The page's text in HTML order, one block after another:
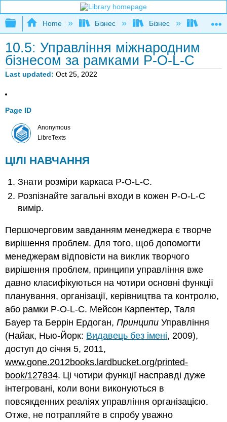
Expand/collapse global hierarchy
Home Бізнес Бізнес
10.5: Управління міжнародним
бізнесом за рамками P-O-L-C
Last updated Oct 25, 2022
Page ID
Anonymous
LibreTexts
ЦІЛІ НАВЧАННЯ
Знати розміри каркаса P-O-L-C.
Розпізнайте загальні входи в кожен P-O-L-C
вимір.
Першочерговим завданням менеджера є творче
вирішення проблем. Для того, щоб допомогти
менеджерам відповісти на виклик творчого
вирішення проблем, принципи управління вже
давно класифікуються на чотири основні функції
планування, організації, керівництва та контролю,
або рамки P-O-L-C. Мейсон Карпентер, Таля
Бауер та Беррін Ердоган,ПринципиУправління
(Найак, Нью-Йорк: Видавець без імені, 2009),
доступ до січня 5, 2011,
www.gone.2012books.lardbucket.org/printed-
book/127834. Ці чотири функції насправді дуже
інтегровані, коли вони виконуються в
повсякденних реаліях управління організацією.
Отже, не потрапляйте в спробу уважно